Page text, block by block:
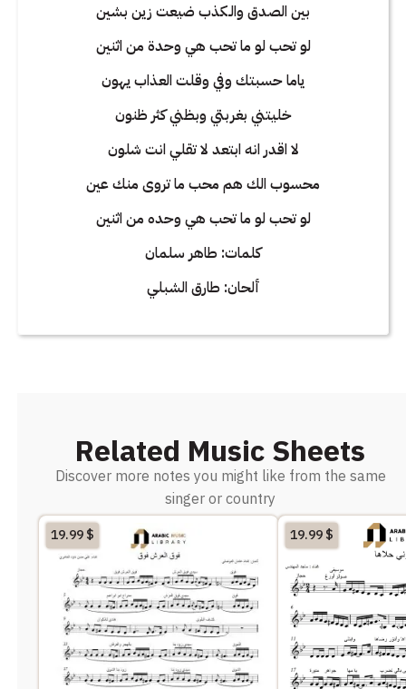
بين الصدق والـكذب ضيعت زين بشين
لو تحب لو ما تحب هي وحدة من اثنين
ياما حسبتك وفي وقلت العذاب يهون
خليتني بغربتي وبظني كثر ظنون
لا اقدر انه ابتعد لا تقلي انت شلون
محسوب الك هم محب ما تروى منك عين
لو تحب لو ما تحب هي وحده من اثنين
كلمات: طاهر سلمان
ألحان: طارق الشبلي
Related Music Sheets
Discover more notes you might like from the same
singer or country
19.99$ 19.99$